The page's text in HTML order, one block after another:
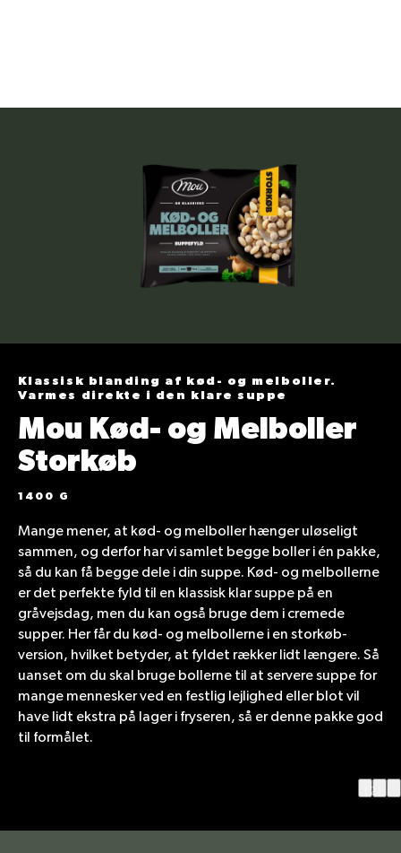
Klassisk blanding af kød- og melboller.
Varmes direkte i den klare suppe
Mou Kød- og Melboller
Storkøb
1400 G
Mange mener, at kød- og melboller hænger uløseligt
sammen, og derfor har vi samlet begge boller i én pakke,
så du kan få begge dele i din suppe. Kød- og melbollerne
er det perfekte fyld til en klassisk klar suppe på en
gråvejsdag, men du kan også bruge dem i cremede
supper. Her får du kød- og melbollerne i en storkøb-
version, hvilket betyder, at fyldet rækker lidt længere. Så
uanset om du skal bruge bollerne til at servere suppe for
mange mennesker ved en festlig lejlighed eller blot vil
have lidt ekstra på lager i fryseren, så er denne pakke god
til formålet.
(2)